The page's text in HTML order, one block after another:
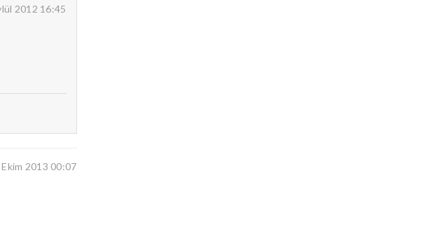
2012 16:45
2013 00:07